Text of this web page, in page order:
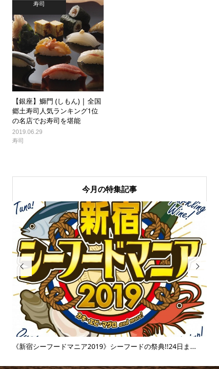
寿司
【銀座】鰤門 (しもん) | 全国
郷土寿司人気ランキング1位
の名店でお寿司を堪能
2019.06.29
寿司
今月の特集記事

《新宿シーフードマニア2019》シーフードの祭典!!24日ま...
